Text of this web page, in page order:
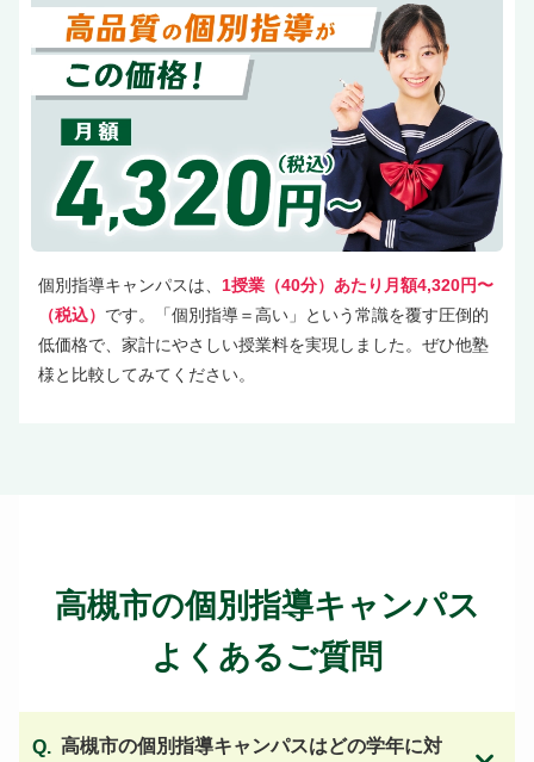
個別指導キャンパスは、 1授業（40分）あたり月額4,320円〜
（税込） です。「個別指導＝高い」という常識を覆す圧倒的
低価格で、家計にやさしい授業料を実現しました。ぜひ他塾
様と比較してみてください。
高槻市の個別指導キャンパス
よくあるご質問
高槻市の個別指導キャンパスはどの学年に対